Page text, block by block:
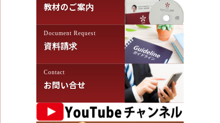
教材のご案内
Document Request
資料請求
Contact
お問い合せ